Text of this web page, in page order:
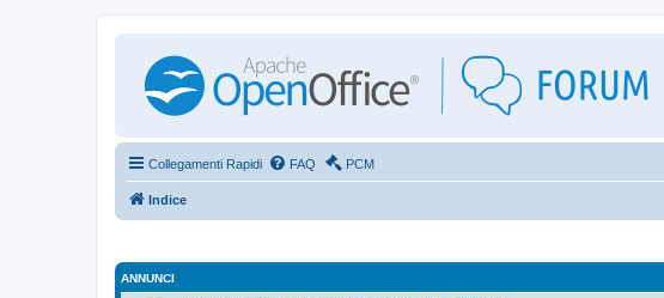
Collegamenti Rapidi FAQ PCM
Indice
ANNUNCI